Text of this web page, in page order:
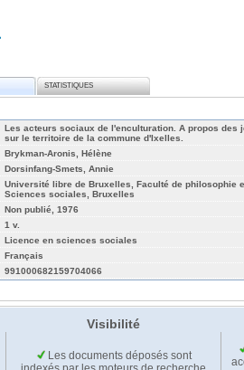
STATISTIQUES
Les acteurs sociaux de l'enculturation. A propos des
sur le territoire de la commune d'Ixelles.
Brykman-Aronis, Hélène
Dorsinfang-Smets, Annie
Université libre de Bruxelles, Faculté de philosophie
Sciences sociales, Bruxelles
Non publié, 1976
1 v.
Licence en sciences sociales
Français
991000682159704066
Visibilité
Les documents déposés sont